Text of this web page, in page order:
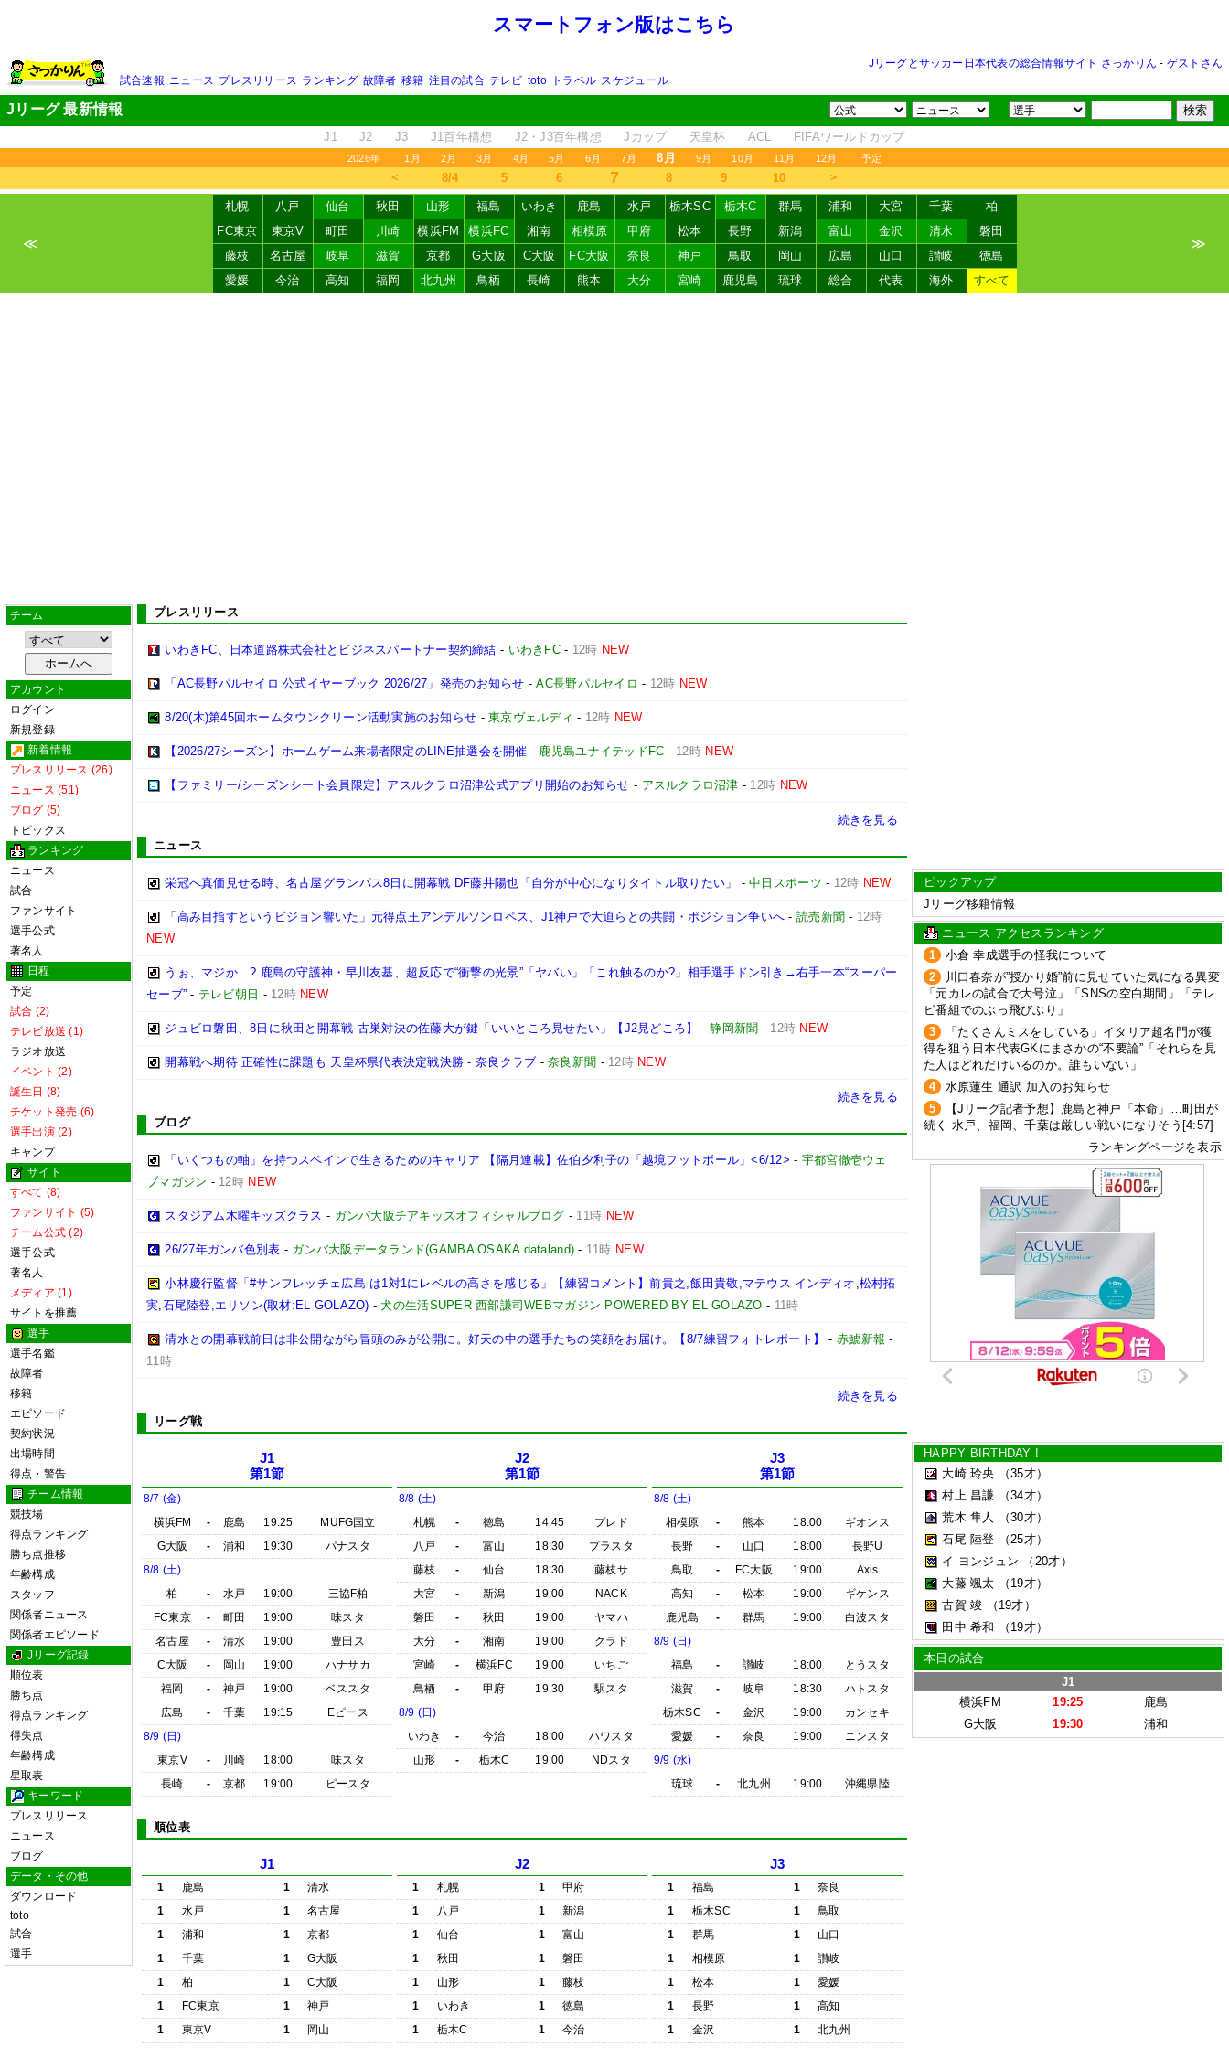
スマートフォン版はこちら
Jリーグとサッカー日本代表の総合情報サイト さっかりん - ゲストさん
試合速報 ニュース プレスリリース ランキング 故障者 移籍 注目の試合 テレビ toto トラベル スケジュール
Jリーグ 最新情報
J1 J2 J3 J1百年構想 J2・J3百年構想 Jカップ 天皇杯 ACL FIFAワールドカップ
2026年 1月 2月 3月 4月 5月 6月 7月 8月 9月 10月 11月 12月 予定
＜ 8/4 5 6 7 8 9 10 ＞
≪
札幌 八戸 仙台 秋田 山形 福島 いわき 鹿島 水戸 栃木SC 栃木C 群馬 浦和 大宮 千葉
柏
FC東京
東京V 町田 川崎 横浜FM 横浜FC 湘南 相模原 甲府 松本 長野 新潟 富山 金沢 清水
磐田
藤枝
名古屋 岐阜 滋賀 京都 G大阪 C大阪 FC大阪 奈良 神戸 鳥取 岡山 広島 山口 讃岐
徳島
愛媛
今治 高知 福岡 北九州 鳥栖 長崎 熊本 大分 宮崎 鹿児島 琉球 総合 代表 海外 すべて
≫
チーム
アカウント
ログイン
新規登録
新着情報
プレスリリース (26)
ニュース (51)
ブログ (5)
トピックス
ランキング
ニュース
試合
ファンサイト
選手公式
著名人
日程
予定
試合 (2)
テレビ放送 (1)
ラジオ放送
イベント (2)
誕生日 (8)
チケット発売 (6)
選手出演 (2)
キャンプ
サイト
すべて (8)
ファンサイト (5)
チーム公式 (2)
選手公式
著名人
メディア (1)
サイトを推薦
選手
選手名鑑
故障者
移籍
エピソード
契約状況
出場時間
得点・警告
チーム情報
競技場
得点ランキング
勝ち点推移
年齢構成
スタッフ
関係者ニュース
関係者エピソード
Jリーグ記録
順位表
勝ち点
得点ランキング
得失点
年齢構成
星取表
キーワード
プレスリリース
ニュース
ブログ
データ・その他
ダウンロード
toto
試合
選手
プレスリリース
いわきFC、日本道路株式会社とビジネスパートナー契約締結 - いわきFC- 12時 NEW
「AC長野パルセイロ 公式イヤーブック 2026/27」発売のお知らせ -AC長野パルセイロ - 12時 NEW
8/20(木)第45回ホームタウンクリーン活動実施のお知らせ -東京ヴェルディ - 12時 NEW
【2026/27シーズン】ホームゲーム来場者限定のLINE抽選会を開催 - 鹿児島ユナイテッドFC - 12時 NEW
【ファミリー/シーズンシート会員限定】アスルクラロ沼津公式アプリ開始のお知らせ - アスルクラロ沼津 - 12時 NEW
続きを見る
ニュース
栄冠へ真価見せる時、名古屋グランパス8日に開幕戦 DF藤井陽也「自分が中心になりタイトル取りたい」 -中日スポーツ - 12時 NEW
「高み目指すというビジョン響いた」元得点王アンデルソンロペス、J1神戸で大迫らとの共闘・ポジション争いへ - 読売新聞 - 12時
NEW
うぉ、マジか…? 鹿島の守護神・早川友基、超反応で“衝撃の光景”「ヤバい」「これ触るのか?」相手選手ドン引き→右手一本“スーパー
セーブ” - テレビ朝日 - 12時 NEW
ジュビロ磐田、8日に秋田と開幕戦 古巣対決の佐藤大が鍵「いいところ見せたい」【J2見どころ】 -静岡新聞 - 12時 NEW
開幕戦へ期待 正確性に課題も 天皇杯県代表決定戦決勝 - 奈良クラブ -奈良新聞 - 12時 NEW
続きを見る
ブログ
「いくつもの軸」を持つスペインで生きるためのキャリア 【隔月連載】佐伯夕利子の「越境フットボール」<6/12> - 宇都宮徹壱ウェ
ブマガジン - 12時 NEW
スタジアム木曜キッズクラス - ガンバ大阪チアキッズオフィシャルブログ - 11時 NEW
26/27年ガンバ色別表 - ガンバ大阪データランド(GAMBA OSAKA dataland) - 11時 NEW
小林慶行監督「#サンフレッチェ広島 は1対1にレベルの高さを感じる」【練習コメント】前貴之,飯田貴敬,マテウス インディオ,松村拓
実,石尾陸登,エリソン(取材:EL GOLAZO) -犬の生活SUPER 西部謙司WEBマガジン POWERED BY EL GOLAZO - 11時
清水との開幕戦前日は非公開ながら冒頭のみが公開に。好天の中の選手たちの笑顔をお届け。【8/7練習フォトレポート】 -赤鯱新報 -
11時
続きを見る
リーグ戦
J1
第1節
8/7 (金)
横浜FM
- 鹿島 19:25
MUFG国立
G大阪
- 浦和 19:30
パナスタ
8/8 (土)
柏
- 水戸 19:00
三協F柏
FC東京
- 町田 19:00
味スタ
名古屋
- 清水 19:00
豊田ス
C大阪
- 岡山 19:00
ハナサカ
福岡
- 神戸 19:00
ベススタ
広島
- 千葉 19:15
Eピース
8/9 (日)
東京V
- 川崎 18:00
味スタ
長崎
- 京都 19:00 ピースタ
J2
第1節
8/8 (土)
札幌
- 徳島 14:45
プレド
八戸
- 富山 18:30
プラスタ
藤枝
- 仙台 18:30
藤枝サ
大宮
- 新潟 19:00
NACK
磐田
- 秋田 19:00
ヤマハ
大分
- 湘南 19:00
クラド
宮崎
- 横浜FC 19:00
いちご
鳥栖
- 甲府 19:30
駅スタ
8/9 (日)
いわき
- 今治 18:00
ハワスタ
山形
- 栃木C 19:00 NDスタ
J3
第1節
8/8 (土)
相模原
- 熊本 18:00
ギオンス
長野
- 山口 18:00
長野U
鳥取
- FC大阪 19:00
Axis
高知
- 松本 19:00
ギケンス
鹿児島
- 群馬 19:00
白波スタ
8/9 (日)
福島
- 讃岐 18:00
とうスタ
滋賀
- 岐阜 18:30
ハトスタ
栃木SC
- 金沢 19:00
カンセキ
愛媛
- 奈良 19:00
ニンスタ
9/9 (水)
琉球
- 北九州 19:00 沖縄県陸
順位表
J1
1 鹿島 1
清水
1
水戸 1
名古屋
1
浦和 1
京都
1
千葉 1
G大阪
1
柏 1
C大阪
1
FC東京 1
神戸
1
東京V 1
岡山
J2
1 札幌 1
甲府
1
八戸 1
新潟
1
仙台 1
富山
1
秋田 1
磐田
1
山形 1
藤枝
1
いわき 1
徳島
1
栃木C 1
今治
J3
1 福島 1
奈良
1
栃木SC 1
鳥取
1
群馬 1
山口
1
相模原 1
讃岐
1
松本 1
愛媛
1
長野 1
高知
1
金沢 1
北九州
ピックアップ
Jリーグ移籍情報
ニュース アクセスランキング
1
小倉 幸成選手の怪我について
2
川口春奈が”授かり婚”前に見せていた気になる異変
「元カレの試合で大号泣」「SNSの空白期間」「テレ
ビ番組でのぶっ飛びぶり」
3
「たくさんミスをしている」イタリア超名門が獲
得を狙う日本代表GKにまさかの“不要論”「それらを見
た人はどれだけいるのか。誰もいない」
4
水原蓮生 通訳 加入のお知らせ
5
【Jリーグ記者予想】鹿島と神戸「本命」…町田が
続く 水戸、福岡、千葉は厳しい戦いになりそう[4:57]
ランキングページを表示
HAPPY BIRTHDAY !
大崎 玲央
（35才）
村上 昌謙
（34才）
荒木 隼人
（30才）
石尾 陸登
（25才）
イ ヨンジュン
（20才）
大藤 颯太
（19才）
古賀 竣
（19才）
田中 希和
（19才）
本日の試合
J1
横浜FM
19:25
鹿島
G大阪
19:30 浦和